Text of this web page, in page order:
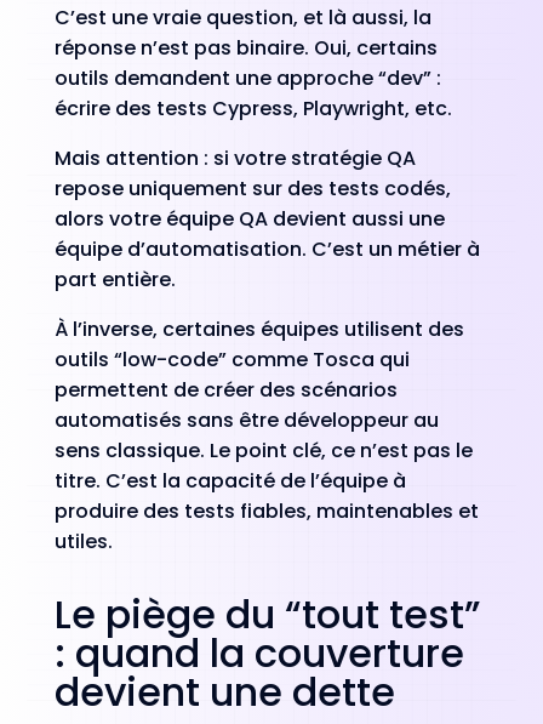
C’est une vraie question, et là aussi, la
réponse n’est pas binaire. Oui, certains
outils demandent une approche “dev” :
écrire des tests Cypress, Playwright, etc.
Mais attention : si votre stratégie QA
repose uniquement sur des tests codés,
alors votre équipe QA devient aussi une
équipe d’automatisation. C’est un métier à
part entière.
À l’inverse, certaines équipes utilisent des
outils “low-code” comme Tosca qui
permettent de créer des scénarios
automatisés sans être développeur au
sens classique. Le point clé, ce n’est pas le
titre. C’est la capacité de l’équipe à
produire des tests fiables, maintenables et
utiles.
Le piège du “tout test”
: quand la couverture
devient une dette